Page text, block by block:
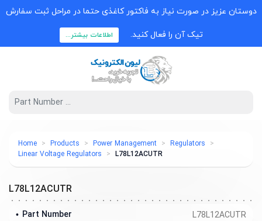
دوستان عزیز در صورت نیاز به فاکتور کاغذی حتما در مراحل ثبت سفارش
تیک آن را فعال کنید. اطلاعات بیشتر...
Home Products Power Management
Regulators
Linear Voltage Regulators
L78L12ACUTR
L78L12ACUTR
L78L12ACUTR
Part Number